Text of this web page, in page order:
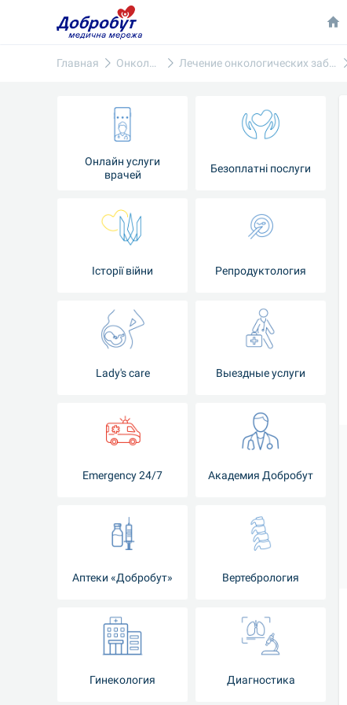
Главная Онкология Лечение онкологических заболеваний
Онлайн услуги
врачей
Безоплатні послуги
Iсторії війни Репродуктология
Lady's care Выездные услуги
Emergency 24/7 Академия Добробут
Аптеки «Добробут» Вертебрология
Гинекология Диагностика